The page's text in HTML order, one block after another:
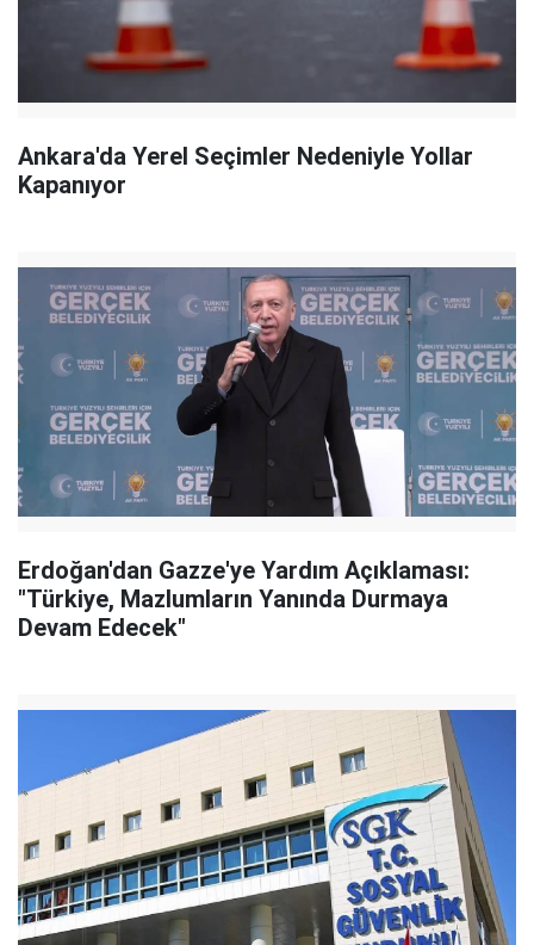
Ankara'da Yerel Seçimler Nedeniyle Yollar
Kapanıyor
Erdoğan'dan Gazze'ye Yardım Açıklaması:
"Türkiye, Mazlumların Yanında Durmaya
Devam Edecek"